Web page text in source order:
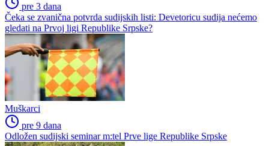
pre 3 dana
Čeka se zvanična potvrda sudijskih listi: Devetoricu sudija nećemo
gledati na Prvoj ligi Republike Srpske?
Muškarci
pre 9 dana
Odložen sudijski seminar m:tel Prve lige Republike Srpske